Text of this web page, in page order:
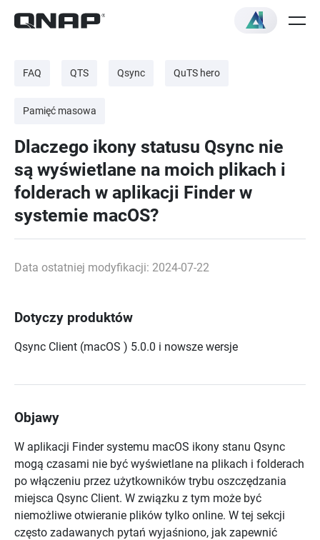
FAQ QTS Qsync QuTS hero
Pamięć masowa
Dlaczego ikony statusu Qsync nie
są wyświetlane na moich plikach i
folderach w aplikacji Finder w
systemie macOS?
Data ostatniej modyfikacji: 2024-07-22
Dotyczy produktów
Qsync Client (macOS ) 5.0.0 i nowsze wersje
Objawy
W aplikacji Finder systemu macOS ikony stanu Qsync
mogą czasami nie być wyświetlane na plikach i folderach
po włączeniu przez użytkowników trybu oszczędzania
miejsca Qsync Client. W związku z tym może być
niemożliwe otwieranie plików tylko online. W tej sekcji
często zadawanych pytań wyjaśniono, jak zapewnić